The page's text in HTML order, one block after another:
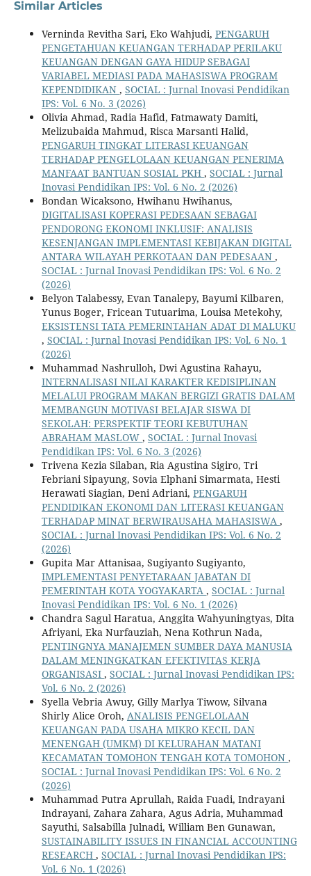
Similar Articles
Verninda Revitha Sari, Eko Wahjudi, PENGARUH
PENGETAHUAN KEUANGAN TERHADAP PERILAKU
KEUANGAN DENGAN GAYA HIDUP SEBAGAI
VARIABEL MEDIASI PADA MAHASISWA PROGRAM
KEPENDIDIKAN , SOCIAL : Jurnal Inovasi Pendidikan
IPS: Vol. 6 No. 3 (2026)
Olivia Ahmad, Radia Hafid, Fatmawaty Damiti,
Melizubaida Mahmud, Risca Marsanti Halid,
PENGARUH TINGKAT LITERASI KEUANGAN
TERHADAP PENGELOLAAN KEUANGAN PENERIMA
MANFAAT BANTUAN SOSIAL PKH , SOCIAL : Jurnal
Inovasi Pendidikan IPS: Vol. 6 No. 2 (2026)
Bondan Wicaksono, Hwihanu Hwihanus,
DIGITALISASI KOPERASI PEDESAAN SEBAGAI
PENDORONG EKONOMI INKLUSIF: ANALISIS
KESENJANGAN IMPLEMENTASI KEBIJAKAN DIGITAL
ANTARA WILAYAH PERKOTAAN DAN PEDESAAN ,
SOCIAL : Jurnal Inovasi Pendidikan IPS: Vol. 6 No. 2
(2026)
Belyon Talabessy, Evan Tanalepy, Bayumi Kilbaren,
Yunus Boger, Fricean Tutuarima, Louisa Metekohy,
EKSISTENSI TATA PEMERINTAHAN ADAT DI MALUKU
, SOCIAL : Jurnal Inovasi Pendidikan IPS: Vol. 6 No. 1
(2026)
Muhammad Nashrulloh, Dwi Agustina Rahayu,
INTERNALISASI NILAI KARAKTER KEDISIPLINAN
MELALUI PROGRAM MAKAN BERGIZI GRATIS DALAM
MEMBANGUN MOTIVASI BELAJAR SISWA DI
SEKOLAH: PERSPEKTIF TEORI KEBUTUHAN
ABRAHAM MASLOW , SOCIAL : Jurnal Inovasi
Pendidikan IPS: Vol. 6 No. 3 (2026)
Trivena Kezia Silaban, Ria Agustina Sigiro, Tri
Febriani Sipayung, Sovia Elphani Simarmata, Hesti
Herawati Siagian, Deni Adriani, PENGARUH
PENDIDIKAN EKONOMI DAN LITERASI KEUANGAN
TERHADAP MINAT BERWIRAUSAHA MAHASISWA ,
SOCIAL : Jurnal Inovasi Pendidikan IPS: Vol. 6 No. 2
(2026)
Gupita Mar Attanisaa, Sugiyanto Sugiyanto,
IMPLEMENTASI PENYETARAAN JABATAN DI
PEMERINTAH KOTA YOGYAKARTA , SOCIAL : Jurnal
Inovasi Pendidikan IPS: Vol. 6 No. 1 (2026)
Chandra Sagul Haratua, Anggita Wahyuningtyas, Dita
Afriyani, Eka Nurfauziah, Nena Kothrun Nada,
PENTINGNYA MANAJEMEN SUMBER DAYA MANUSIA
DALAM MENINGKATKAN EFEKTIVITAS KERJA
ORGANISASI , SOCIAL : Jurnal Inovasi Pendidikan IPS:
Vol. 6 No. 2 (2026)
Syella Vebria Awuy, Gilly Marlya Tiwow, Silvana
Shirly Alice Oroh, ANALISIS PENGELOLAAN
KEUANGAN PADA USAHA MIKRO KECIL DAN
MENENGAH (UMKM) DI KELURAHAN MATANI
KECAMATAN TOMOHON TENGAH KOTA TOMOHON ,
SOCIAL : Jurnal Inovasi Pendidikan IPS: Vol. 6 No. 2
(2026)
Muhammad Putra Aprullah, Raida Fuadi, Indrayani
Indrayani, Zahara Zahara, Agus Adria, Muhammad
Sayuthi, Salsabilla Julnadi, William Ben Gunawan,
SUSTAINABILITY ISSUES IN FINANCIAL ACCOUNTING
RESEARCH , SOCIAL : Jurnal Inovasi Pendidikan IPS:
Vol. 6 No. 1 (2026)